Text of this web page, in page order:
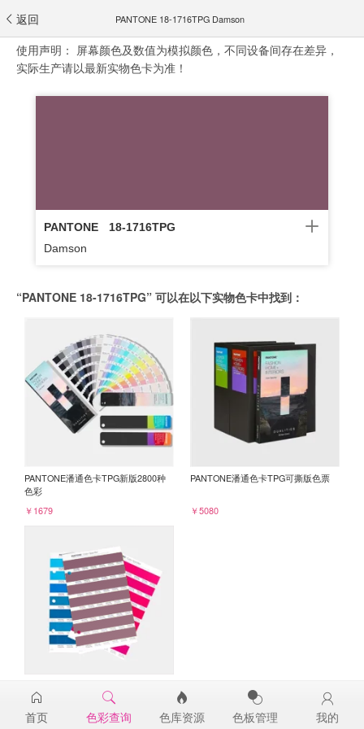
返回 PANTONE 18-1716TPG Damson
使用声明： 屏幕颜色及数值为模拟颜色，不同设备间存在差异，
实际生产请以最新实物色卡为准！
PANTONE
18-1716TPG
Damson
“PANTONE 18-1716TPG” 可以在以下实物色卡中找到：
PANTONE潘通色卡TPG新版2800种
色彩
￥1679
PANTONE潘通色卡TPG可撕版色票
￥5080
18-1716TPG
￥98
首页 色彩查询 色库资源 色板管理 我的